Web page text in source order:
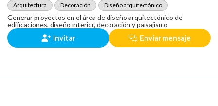
Arquitectura
Decoración Diseño arquitectónico
Generar proyectos en el área de diseño arquitectónico de
edificaciones, diseño interior, decoración y paisajismo
Invitar Enviar mensaje